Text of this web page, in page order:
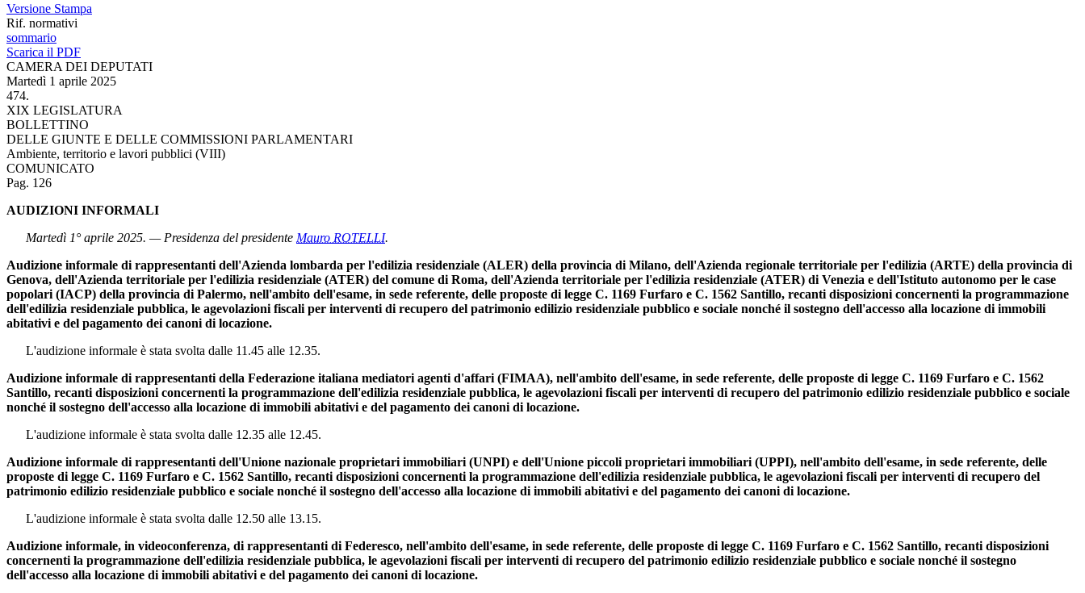
Versione Stampa
Rif. normativi
sommario
Scarica il PDF
CAMERA DEI DEPUTATI
Martedì 1 aprile 2025
474.
XIX LEGISLATURA
BOLLETTINO
DELLE GIUNTE E DELLE COMMISSIONI PARLAMENTARI
Ambiente, territorio e lavori pubblici (VIII)
COMUNICATO
Pag. 126
AUDIZIONI INFORMALI
Martedì 1° aprile 2025. — Presidenza del presidente Mauro ROTELLI.
Audizione informale di rappresentanti dell'Azienda lombarda per l'edilizia residenziale (ALER) della provincia di Milano, dell'Azienda regionale territoriale per l'edilizia (ARTE) della provincia di
Genova, dell'Azienda territoriale per l'edilizia residenziale (ATER) del comune di Roma, dell'Azienda territoriale per l'edilizia residenziale (ATER) di Venezia e dell'Istituto autonomo per le case
popolari (IACP) della provincia di Palermo, nell'ambito dell'esame, in sede referente, delle proposte di legge C. 1169 Furfaro e C. 1562 Santillo, recanti disposizioni concernenti la programmazione
dell'edilizia residenziale pubblica, le agevolazioni fiscali per interventi di recupero del patrimonio edilizio residenziale pubblico e sociale nonché il sostegno dell'accesso alla locazione di immobili
abitativi e del pagamento dei canoni di locazione.
L'audizione informale è stata svolta dalle 11.45 alle 12.35.
Audizione informale di rappresentanti della Federazione italiana mediatori agenti d'affari (FIMAA), nell'ambito dell'esame, in sede referente, delle proposte di legge C. 1169 Furfaro e C. 1562
Santillo, recanti disposizioni concernenti la programmazione dell'edilizia residenziale pubblica, le agevolazioni fiscali per interventi di recupero del patrimonio edilizio residenziale pubblico e sociale
nonché il sostegno dell'accesso alla locazione di immobili abitativi e del pagamento dei canoni di locazione.
L'audizione informale è stata svolta dalle 12.35 alle 12.45.
Audizione informale di rappresentanti dell'Unione nazionale proprietari immobiliari (UNPI) e dell'Unione piccoli proprietari immobiliari (UPPI), nell'ambito dell'esame, in sede referente, delle
proposte di legge C. 1169 Furfaro e C. 1562 Santillo, recanti disposizioni concernenti la programmazione dell'edilizia residenziale pubblica, le agevolazioni fiscali per interventi di recupero del
patrimonio edilizio residenziale pubblico e sociale nonché il sostegno dell'accesso alla locazione di immobili abitativi e del pagamento dei canoni di locazione.
L'audizione informale è stata svolta dalle 12.50 alle 13.15.
Audizione informale, in videoconferenza, di rappresentanti di Federesco, nell'ambito dell'esame, in sede referente, delle proposte di legge C. 1169 Furfaro e C. 1562 Santillo, recanti disposizioni
concernenti la programmazione dell'edilizia residenziale pubblica, le agevolazioni fiscali per interventi di recupero del patrimonio edilizio residenziale pubblico e sociale nonché il sostegno
dell'accesso alla locazione di immobili abitativi e del pagamento dei canoni di locazione.